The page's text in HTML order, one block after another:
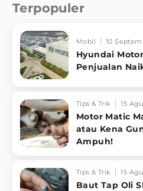
Terpopuler
Mobil 10
Hyundai
Penjualan
Tips & Trik 15
Motor Matic
atau Kena
Ampuh!
Tips & Trik 15
Baut Tap Oli